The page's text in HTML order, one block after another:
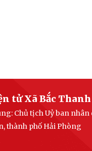
tử Xã Bắc
Chủ tịch Uỷ ban nhân
thành phố Hải Phòng